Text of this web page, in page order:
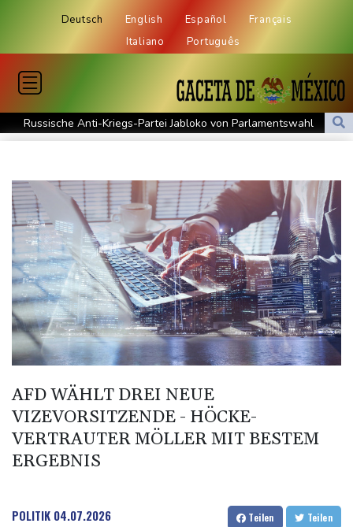
Deutsch English Español
Français
Italiano
Português
Russische Anti-Kriegs-Partei Jabloko von Parlamentswahl
ausgeschlossen
30 Jahre nach Mord an Tupac Shakur: Prozess in Las Vegas
begonnen
Mindestens 111 Tote bei schwerem Erdbeben in Kolumbien
Erste deutsche Medaille: Mabry holt EM-Bronze
Mehr als 70 Prozent Englands von Dürre betroffen
Mindestens 111 Tote bei schwerem Erdbeben in Kolumbien -
Katastrophenfall ausgerufen
Trump fordert Entschädigungen vom Iran
Russische Oppositionspartei Jabloko von Parlamentswahl
ausgeschlossen
Schwimm-EM: Märtens holt mit Staffel erste Becken-Medaille
AFD WÄHLT DREI NEUE
VIZEVORSITZENDE - HÖCKE-
VERTRAUTER MÖLLER MIT BESTEM
ERGEBNIS
POLITIK 04.07.2026 Teilen Teilen